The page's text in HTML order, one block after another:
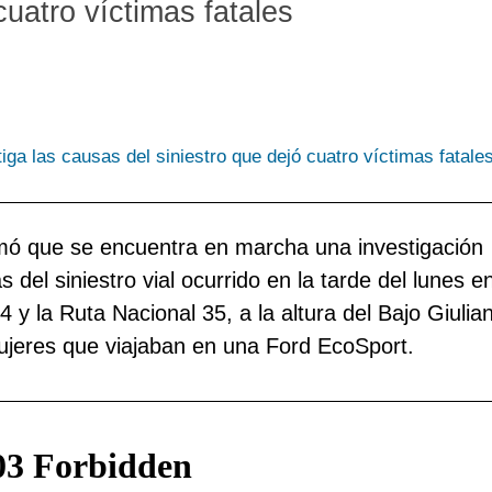
víctimas fatales
que se encuentra en marcha una investigación
del siniestro vial ocurrido en la tarde del lunes
y la Ruta Nacional 35, a la altura del Bajo
que viajaban en una Ford EcoSport.